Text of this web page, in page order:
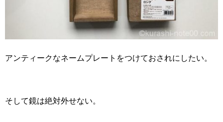
アンティークなネームプレートをつけておされにしたい。
そして鏡は絶対外せない。